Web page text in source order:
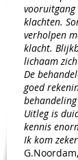
vooruitgang
klachten.
verholpen
klacht.
lichaam
De
goed
Uitleg is
kennis
Ik kom